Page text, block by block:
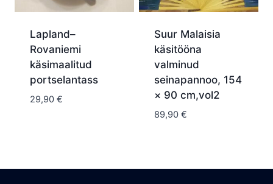
Lapland–
Rovaniemi
käsimaalitud
portselantass
29,90 €
Suur Malaisia
käsitööna
valminud
seinapannoo, 154
× 90 cm,vol2
89,90 €